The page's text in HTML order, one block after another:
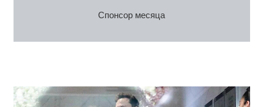
Спонсор месяца